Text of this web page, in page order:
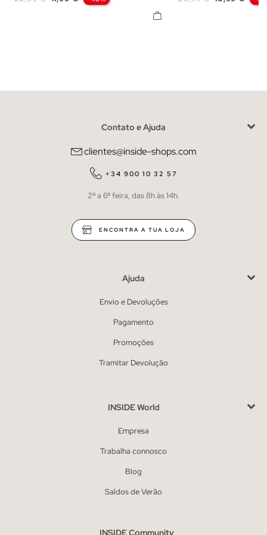
Contato e Ajuda
clientes@inside-shops.com
+34 900 10 32 57
2ª a 6ª feira, das 8h às 14h.
ENCONTRA A TUA LOJA
Ajuda
Envio e Devoluções
Pagamento
Promoções
Tramitar Devolução
INSIDE World
Empresa
Trabalha connosco
Blog
Saldos de Verão
INSIDE Community